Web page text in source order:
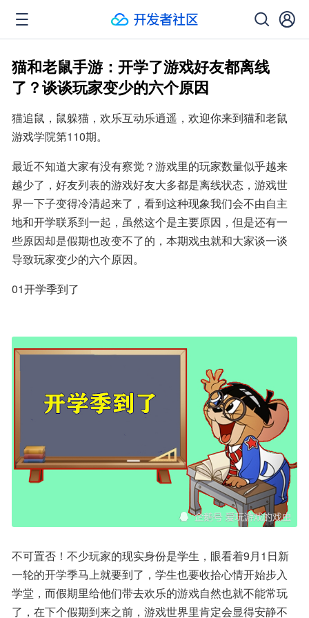
猫和老鼠手游：开学了游戏好友都离线
了？谈谈玩家变少的六个原因
猫追鼠，鼠躲猫，欢乐互动乐逍遥，欢迎你来到猫和老鼠
游戏学院第110期。
最近不知道大家有没有察觉？游戏里的玩家数量似乎越来
越少了，好友列表的游戏好友大多都是离线状态，游戏世
界一下子变得冷清起来了，看到这种现象我们会不由自主
地和开学联系到一起，虽然这个是主要原因，但是还有一
些原因却是假期也改变不了的，本期戏虫就和大家谈一谈
导致玩家变少的六个原因。
01开学季到了
不可置否！不少玩家的现实身份是学生，眼看着9月1日新
一轮的开学季马上就要到了，学生也要收拾心情开始步入
学堂，而假期里给他们带去欢乐的游戏自然也就不能常玩
了，在下个假期到来之前，游戏世界里肯定会显得安静不